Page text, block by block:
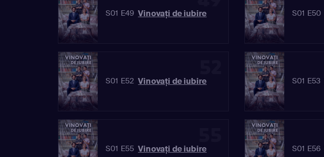
S01 E49 Vinovaţi de iubire S01 E50
S01 E52 Vinovaţi de iubire S01 E53
S01 E55 Vinovaţi de iubire S01 E56